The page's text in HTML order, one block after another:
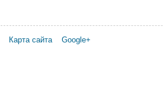
Карта сайта Google+